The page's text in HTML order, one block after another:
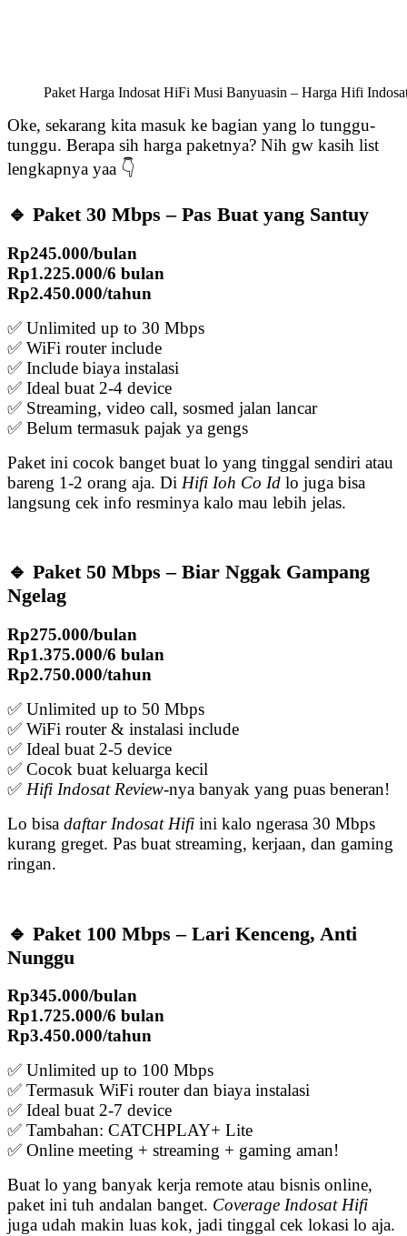
Paket Harga Indosat HiFi Musi Banyuasin – Harga Hifi
Oke, sekarang kita masuk ke bagian yang lo tunggu-
tunggu. Berapa sih harga paketnya? Nih gw kasih list
lengkapnya yaa 👇
🔹 Paket 30 Mbps – Pas Buat yang Santuy
Rp245.000/bulan
Rp1.225.000/6 bulan
Rp2.450.000/tahun
✅ Unlimited up to 30 Mbps
✅ WiFi router include
✅ Include biaya instalasi
✅ Ideal buat 2-4 device
✅ Streaming, video call, sosmed jalan lancar
✅ Belum termasuk pajak ya gengs
Paket ini cocok banget buat lo yang tinggal sendiri atau
bareng 1-2 orang aja. Di Hifi Ioh Co Id lo juga bisa
langsung cek info resminya kalo mau lebih jelas.
🔹 Paket 50 Mbps – Biar Nggak Gampang
Ngelag
Rp275.000/bulan
Rp1.375.000/6 bulan
Rp2.750.000/tahun
✅ Unlimited up to 50 Mbps
✅ WiFi router & instalasi include
✅ Ideal buat 2-5 device
✅ Cocok buat keluarga kecil
✅ Hifi Indosat Review-nya banyak yang puas beneran!
Lo bisa daftar Indosat Hifi ini kalo ngerasa 30 Mbps
kurang greget. Pas buat streaming, kerjaan, dan gaming
ringan.
🔹 Paket 100 Mbps – Lari Kenceng, Anti
Nunggu
Rp345.000/bulan
Rp1.725.000/6 bulan
Rp3.450.000/tahun
✅ Unlimited up to 100 Mbps
✅ Termasuk WiFi router dan biaya instalasi
✅ Ideal buat 2-7 device
✅ Tambahan: CATCHPLAY+ Lite
✅ Online meeting + streaming + gaming aman!
Buat lo yang banyak kerja remote atau bisnis online,
paket ini tuh andalan banget. Coverage Indosat Hifi
juga udah makin luas kok, jadi tinggal cek lokasi lo aja.